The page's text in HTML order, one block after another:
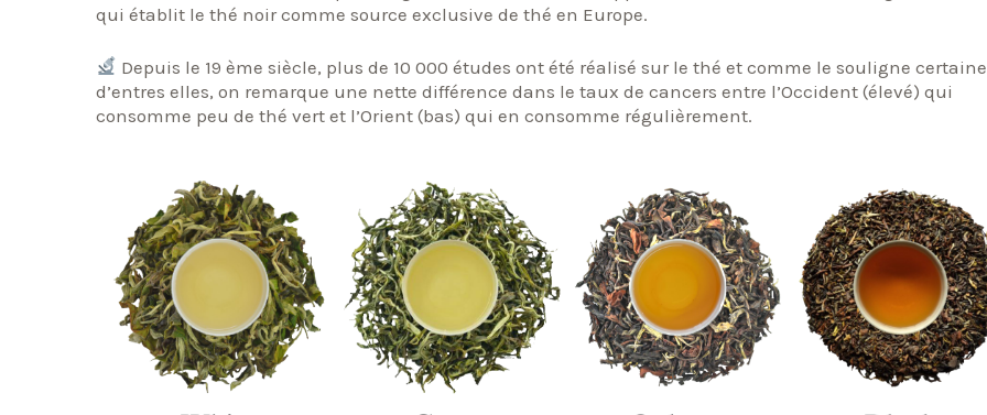
qui établit le thé noir comme source exclusive de thé en Europe.
Depuis le 19 ème siècle, plus de 10 000 études ont été réalisé sur le thé et comme le souligne
d’entres elles, on remarque une nette différence dans le taux de cancers entre l’Occident (élevé) qui
consomme peu de thé vert et l’Orient (bas) qui en consomme régulièrement.